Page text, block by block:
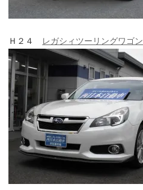
Ｈ２４ レガシィツーリングワゴン